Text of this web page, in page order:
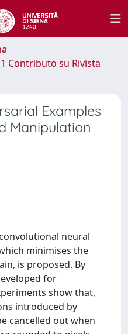
1 Contributo su Rivista
Examples
Manipulation
neural
minimises the
is proposed. By
for
show that,
introduced by
cancelled out when